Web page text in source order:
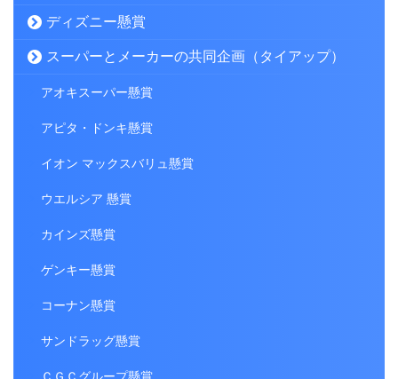
ディズニー懸賞
スーパーとメーカーの共同企画（タイアップ）
アオキスーパー懸賞
アピタ・ドンキ懸賞
イオン マックスバリュ懸賞
ウエルシア 懸賞
カインズ懸賞
ゲンキー懸賞
コーナン懸賞
サンドラッグ懸賞
ＣＧＣグループ懸賞